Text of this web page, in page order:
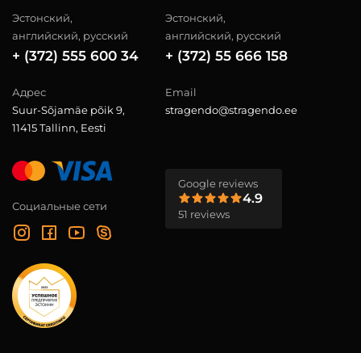
Эстонский,
английский, русский
+ (372) 555 600 34
Эстонский,
английский, русский
+ (372) 55 666 158
Адрес
Suur-Sõjamäe põik 9,
11415 Tallinn, Eesti
Email
stragendo@stragendo.ee
Социальные сети
Google reviews
4.9
51 reviews